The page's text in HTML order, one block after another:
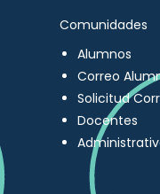
Comunidades
Alumnos
Correo
Solicitud
Docentes